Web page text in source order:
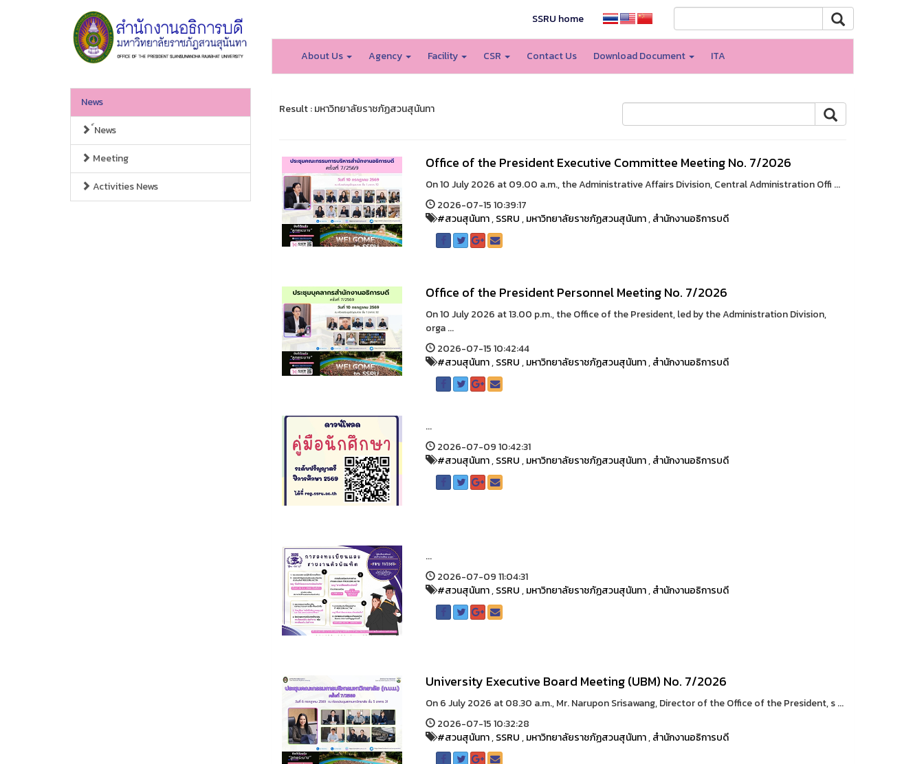
SSRU home
About Us Agency Facility CSR Contact Us Download Document ITA
News
์News
Meeting
Activities News
Result : มหาวิทยาลัยราชภัฏสวนสุนันทา
Office of the President Executive Committee Meeting No. 7/2026
On 10 July 2026 at 09.00 a.m., the Administrative Affairs Division, Central Administration Offi ...
2026-07-15 10:39:17
#สวนสุนันทา,SSRU,มหาวิทยาลัยราชภัฏสวนสุนันทา,สำนักงานอธิการบดี
Office of the President Personnel Meeting No. 7/2026
On 10 July 2026 at 13.00 p.m., the Office of the President, led by the Administration Division,
orga ...
2026-07-15 10:42:44
#สวนสุนันทา,SSRU,มหาวิทยาลัยราชภัฏสวนสุนันทา,สำนักงานอธิการบดี
...
2026-07-09 10:42:31
#สวนสุนันทา,SSRU,มหาวิทยาลัยราชภัฏสวนสุนันทา,สำนักงานอธิการบดี
...
2026-07-09 11:04:31
#สวนสุนันทา,SSRU,มหาวิทยาลัยราชภัฏสวนสุนันทา,สำนักงานอธิการบดี
University Executive Board Meeting (UBM) No. 7/2026
On 6 July 2026 at 08.30 a.m., Mr. Narupon Srisawang, Director of the Office of the President, s ...
2026-07-15 10:32:28
#สวนสุนันทา,SSRU,มหาวิทยาลัยราชภัฏสวนสุนันทา,สำนักงานอธิการบดี